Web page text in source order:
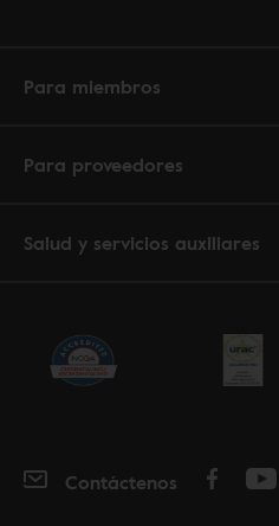
Para miembros
Para proveedores
Salud y servicios auxiliares
Contáctenos